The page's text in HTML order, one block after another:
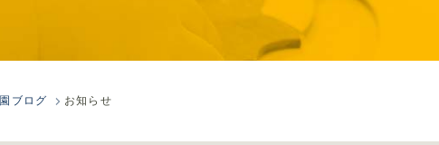
園ブログ お知らせ